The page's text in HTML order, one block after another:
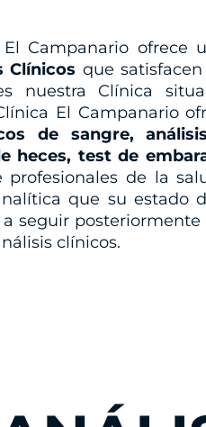
Campanario ofrece
Clínicos que
nuestra Clínica
El Campanario
de sangre,
heces, test de
de la
que su estado
seguir
clínicos.